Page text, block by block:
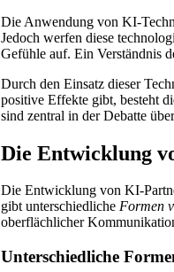
Die Anwendung von KI-
Jedoch werfen diese
Gefühle auf. Ein Verständnis
Durch den Einsatz dieser
positive Effekte gibt, besteht
sind zentral in der Debatte
Die Entwicklung
Die Entwicklung von KI-
gibt unterschiedliche Formen
oberflächlicher
Unterschiedliche